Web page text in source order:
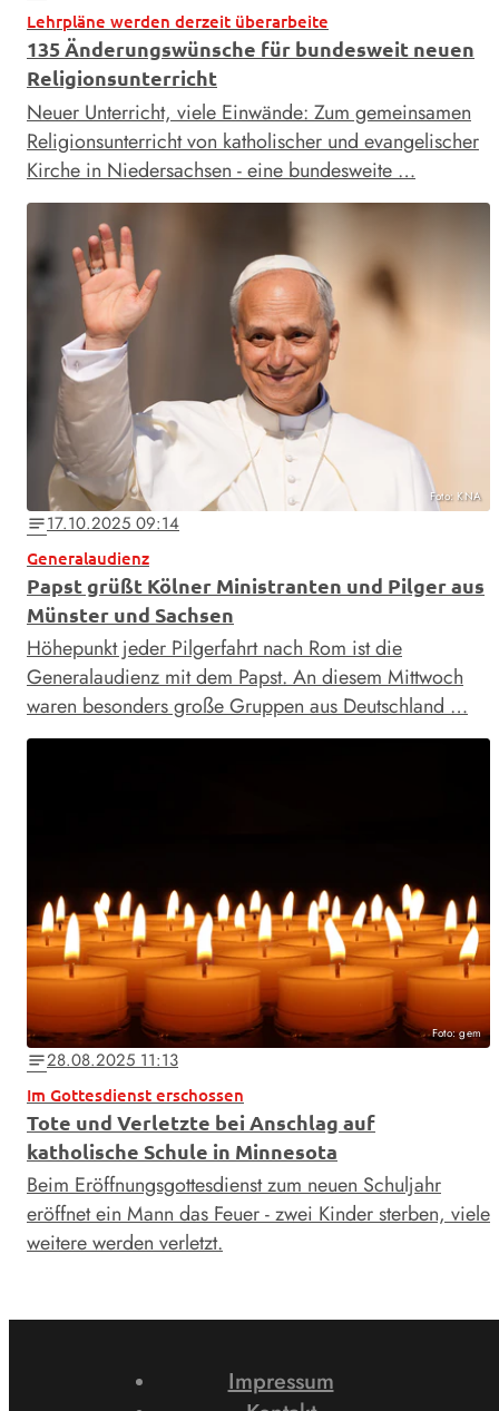
Lehrpläne werden derzeit überarbeite
135 Änderungswünsche für bundesweit neuen
Religionsunterricht
Neuer Unterricht, viele Einwände: Zum gemeinsamen
Religionsunterricht von katholischer und evangelischer
Kirche in Niedersachsen - eine bundesweite …
Foto: KNA
notes17.10.2025 09:14
Generalaudienz
Papst grüßt Kölner Ministranten und Pilger aus
Münster und Sachsen
Höhepunkt jeder Pilgerfahrt nach Rom ist die
Generalaudienz mit dem Papst. An diesem Mittwoch
waren besonders große Gruppen aus Deutschland …
Foto: gem
notes28.08.2025 11:13
Im Gottesdienst erschossen
Tote und Verletzte bei Anschlag auf
katholische Schule in Minnesota
Beim Eröffnungsgottesdienst zum neuen Schuljahr
eröffnet ein Mann das Feuer - zwei Kinder sterben, viele
weitere werden verletzt.
Impressum